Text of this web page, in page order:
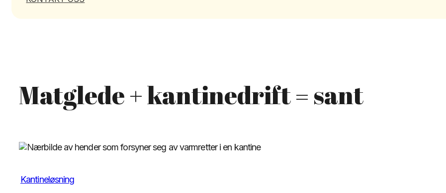
Matglede + kantinedrift = sant
Kantineløsning